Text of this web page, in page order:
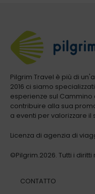
Pilgrim Travel è più di
2016 ci siamo
esperienze sul
contribuire alla sua
a eventi per valorizzare
Licenza di agenzia di
©Pilgrim.2026. Tutti i diritti
CONTATTO